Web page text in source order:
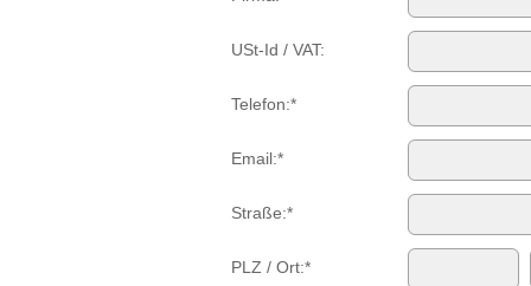
USt-Id / VAT:
Telefon:*
Email:*
Straße:*
PLZ / Ort:*